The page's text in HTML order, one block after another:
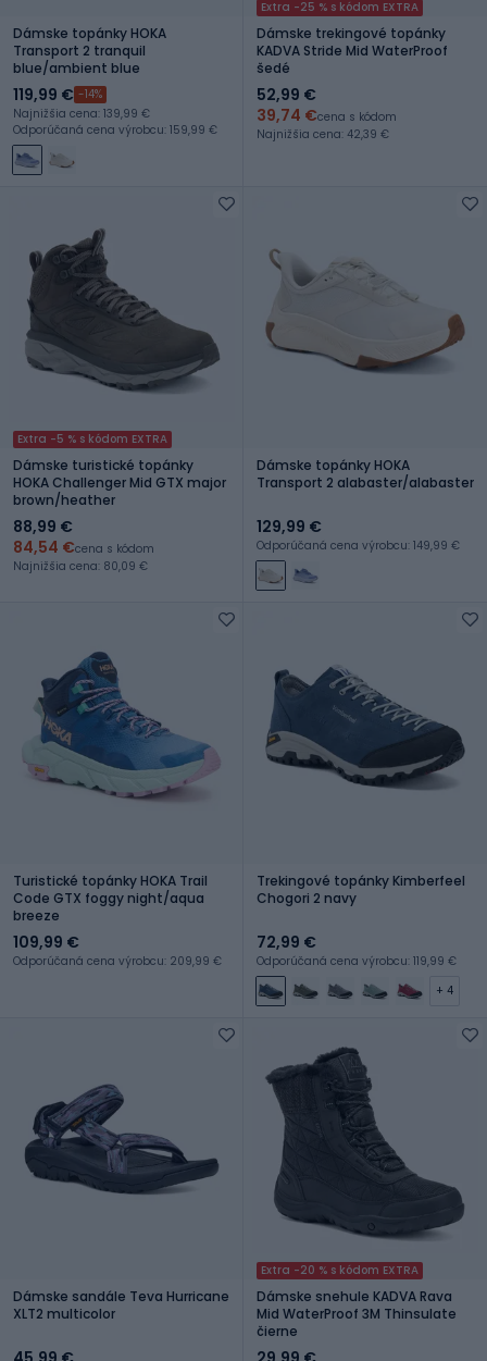
Dámske topánky HOKA
Transport 2 tranquil
blue/ambient blue
119,99 € -14%
Najnižšia cena: 139,99 €
Odporúčaná cena výrobcu: 159,99 €
Extra -25 % s kódom EXTRA
Dámske trekingové topánky
KADVA Stride Mid WaterProof
šedé
52,99 €
39,74 €cena s kódom
Najnižšia cena: 42,39 €
Extra -5 % s kódom EXTRA
Dámske turistické topánky
HOKA Challenger Mid GTX major
brown/heather
88,99 €
84,54 €cena s kódom
Najnižšia cena: 80,09 €
Dámske topánky HOKA
Transport 2 alabaster/alabaster
129,99 €
Odporúčaná cena výrobcu: 149,99 €
Turistické topánky HOKA Trail
Code GTX foggy night/aqua
breeze
109,99 €
Odporúčaná cena výrobcu: 209,99 €
Trekingové topánky Kimberfeel
Chogori 2 navy
72,99 €
Odporúčaná cena výrobcu: 119,99 €
+ 4
Dámske sandále Teva Hurricane
XLT2 multicolor
Extra -20 % s kódom EXTRA
Dámske snehule KADVA Rava
Mid WaterProof 3M Thinsulate
čierne